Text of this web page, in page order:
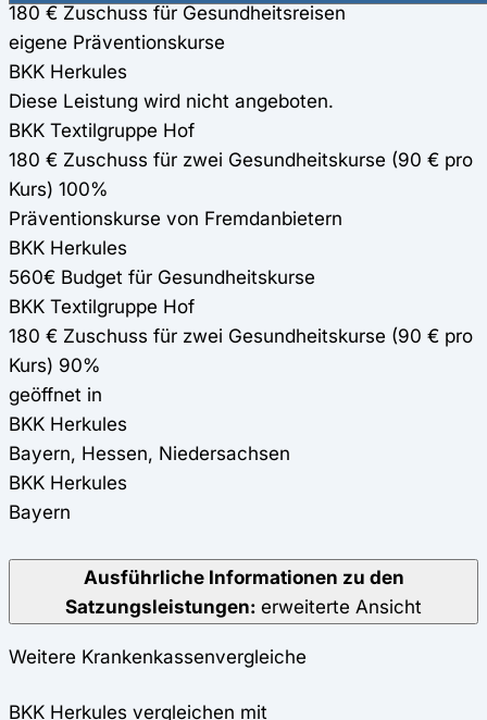
180 € Zuschuss für Gesundheitsreisen
eigene Präventionskurse
BKK Herkules
Diese Leistung wird nicht angeboten.
BKK Textilgruppe Hof
180 € Zuschuss für zwei Gesundheitskurse (90 € pro
Kurs) 100%
Präventionskurse von Fremdanbietern
BKK Herkules
560€ Budget für Gesundheitskurse
BKK Textilgruppe Hof
180 € Zuschuss für zwei Gesundheitskurse (90 € pro
Kurs) 90%
geöffnet in
BKK Herkules
Bayern, Hessen, Niedersachsen
BKK Herkules
Bayern
Ausführliche Informationen zu den
Satzungsleistungen: erweiterte Ansicht
Weitere Krankenkassenvergleiche
BKK Herkules vergleichen mit